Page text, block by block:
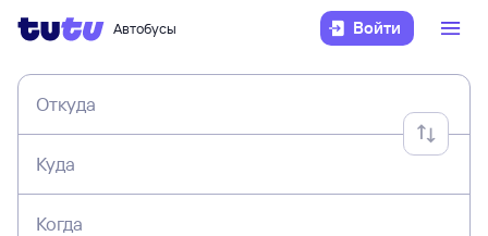
Автобусы Войти
Откуда
Куда
Когда